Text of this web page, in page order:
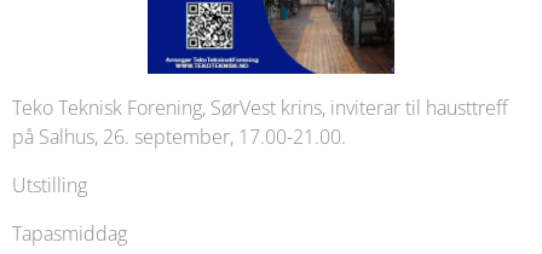
Teko Teknisk Forening, SørVest krins, inviterar til hausttreff
på Salhus, 26. september, 17.00-21.00.
Utstilling
Tapasmiddag